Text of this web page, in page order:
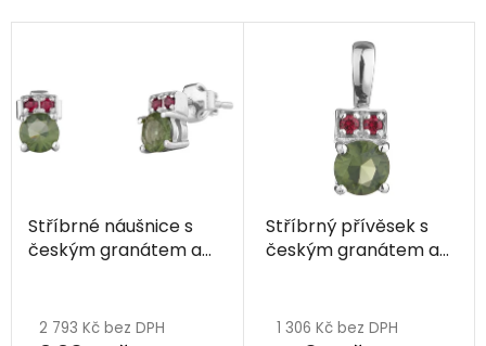
Stříbrné náušnice s
českým granátem a
2 793 Kč bez DPH
Stříbrný přívěsek s
českým granátem a
1 306 Kč bez DPH